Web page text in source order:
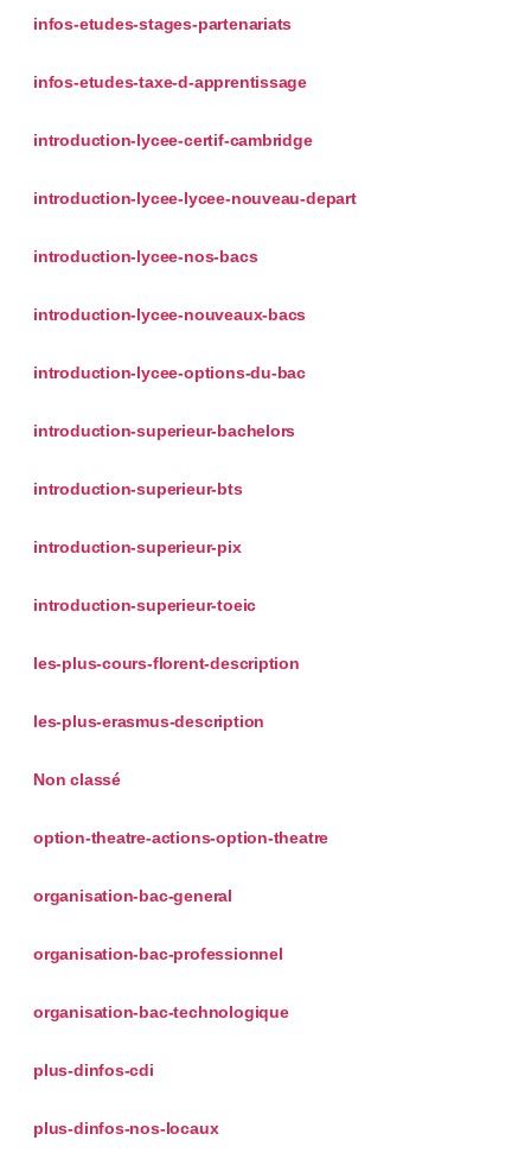
infos-etudes-stages-partenariats
infos-etudes-taxe-d-apprentissage
introduction-lycee-certif-cambridge
introduction-lycee-lycee-nouveau-depart
introduction-lycee-nos-bacs
introduction-lycee-nouveaux-bacs
introduction-lycee-options-du-bac
introduction-superieur-bachelors
introduction-superieur-bts
introduction-superieur-pix
introduction-superieur-toeic
les-plus-cours-florent-description
les-plus-erasmus-description
Non classé
option-theatre-actions-option-theatre
organisation-bac-general
organisation-bac-professionnel
organisation-bac-technologique
plus-dinfos-cdi
plus-dinfos-nos-locaux